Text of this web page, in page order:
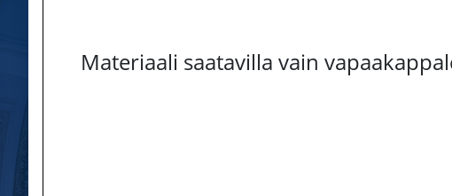
Materiaali saatavilla vain